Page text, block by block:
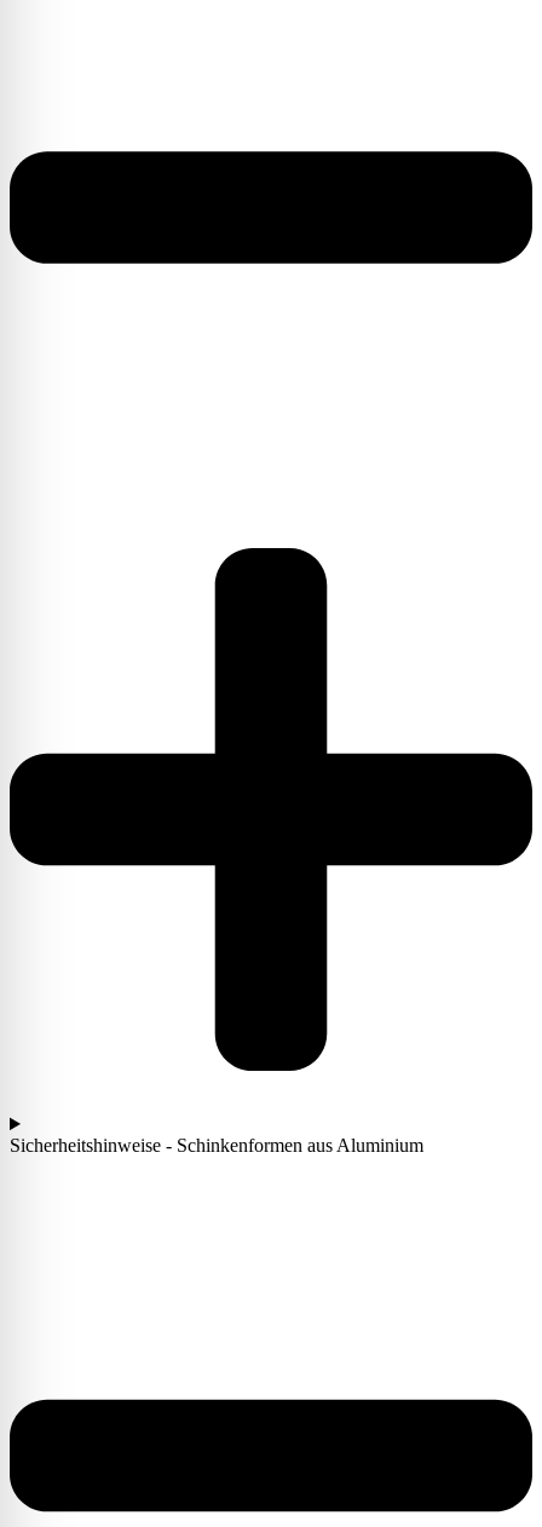
Sicherheitshinweise - Schinkenformen aus Aluminium